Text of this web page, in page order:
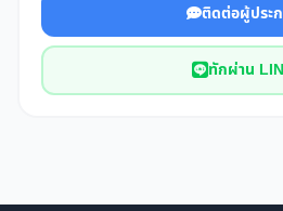
ติดต่อผู้ประ
ทักผ่าน